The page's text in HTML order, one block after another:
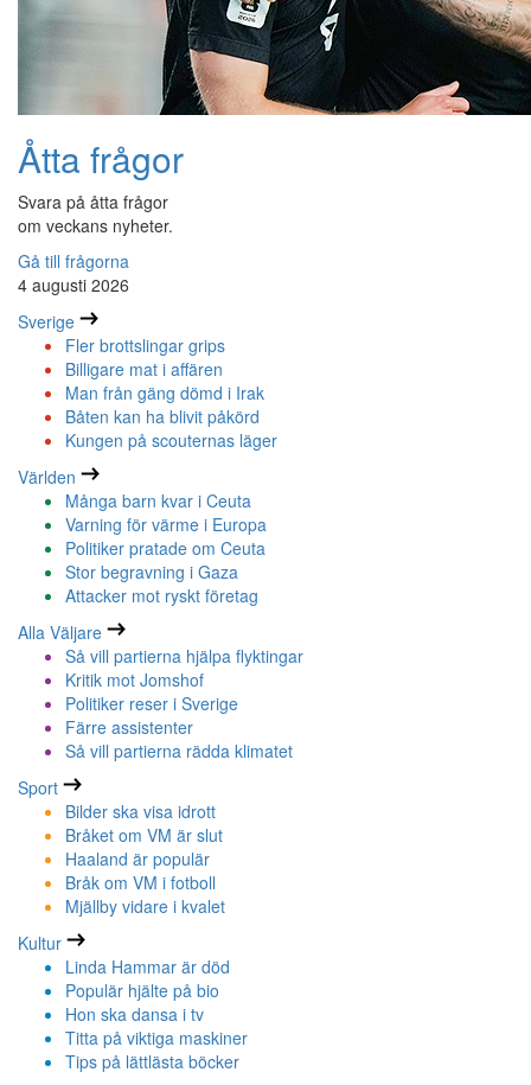
Åtta frågor
Svara på åtta frågor
om veckans nyheter.
Gå till frågorna
4 augusti 2026
Sverige
Fler brottslingar grips
Billigare mat i affären
Man från gäng dömd i Irak
Båten kan ha blivit påkörd
Kungen på scouternas läger
Världen
Många barn kvar i Ceuta
Varning för värme i Europa
Politiker pratade om Ceuta
Stor begravning i Gaza
Attacker mot ryskt företag
Alla Väljare
Så vill partierna hjälpa flyktingar
Kritik mot Jomshof
Politiker reser i Sverige
Färre assistenter
Så vill partierna rädda klimatet
Sport
Bilder ska visa idrott
Bråket om VM är slut
Haaland är populär
Bråk om VM i fotboll
Mjällby vidare i kvalet
Kultur
Linda Hammar är död
Populär hjälte på bio
Hon ska dansa i tv
Titta på viktiga maskiner
Tips på lättlästa böcker